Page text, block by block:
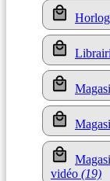
vidéo (19)